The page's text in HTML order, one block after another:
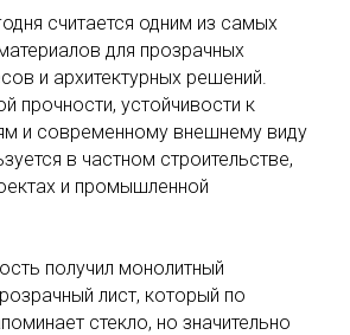
считается одним из самых
для прозрачных
и архитектурных решений.
прочности, устойчивости к
и современному внешнему виду
в частном строительстве,
и промышленной
получил монолитный
лист, который по
стекло, но значительно